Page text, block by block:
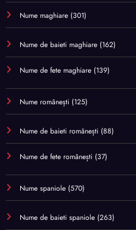
Nume maghiare (301)
Nume de baieti maghiare (162)
Nume de fete maghiare (139)
Nume românești (125)
Nume de baieti românești (88)
Nume de fete românești (37)
Nume spaniole (570)
Nume de baieti spaniole (263)